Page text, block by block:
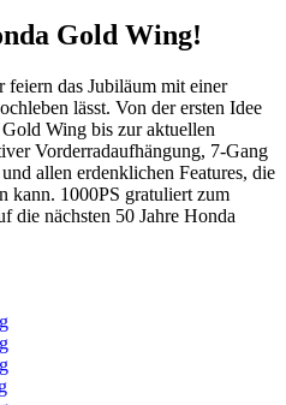
Gold Wing!
das Jubiläum mit einer
lässt. Von der ersten Idee
Wing bis zur aktuellen
Vorderradaufhängung, 7-Gang
allen erdenklichen Features, die
kann. 1000PS gratuliert zum
die nächsten 50 Jahre Honda